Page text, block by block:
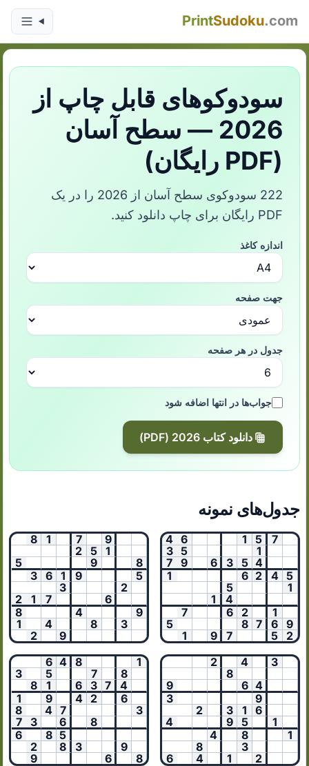
PrintSudoku.com
سودوکوهای قابل چاپ از
2026 — سطح آسان
(PDF رایگان)
‌222 سودوکوی سطح آسان از 2026 را در یک
PDF رایگان برای چاپ دانلود کنید.
اندازه کاغذ
جهت صفحه
جدول در هر صفحه
جواب‌ها در انتها اضافه شود
دانلود کتاب 2026 (PDF)
جدول‌های نمونه
7
5
1
6
4
1
5
3
4
5
3
6
9
7
5
4
2
6
1
1
5
4
1
1
2
6
7
9
6
7
8
5
2
5
7
9
1
9
7
1
8
1
5
2
8
9
5
5
9
1
6
3
2
3
6
7
1
2
9
4
8
3
8
4
1
9
2
3
4
2
8
4
6
9
9
3
6
1
3
2
1
5
9
4
1
8
4
3
8
2
1
4
6
1
8
4
6
8
7
5
3
4
7
3
6
1
8
6
2
4
9
1
3
7
4
8
8
6
3
7
5
8
6
9
3
8
2
8
6
9